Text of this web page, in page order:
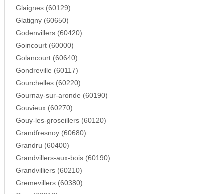
Glaignes (60129)
Glatigny (60650)
Godenvillers (60420)
Goincourt (60000)
Golancourt (60640)
Gondreville (60117)
Gourchelles (60220)
Gournay-sur-aronde (60190)
Gouvieux (60270)
Gouy-les-groseillers (60120)
Grandfresnoy (60680)
Grandru (60400)
Grandvillers-aux-bois (60190)
Grandvilliers (60210)
Gremevillers (60380)